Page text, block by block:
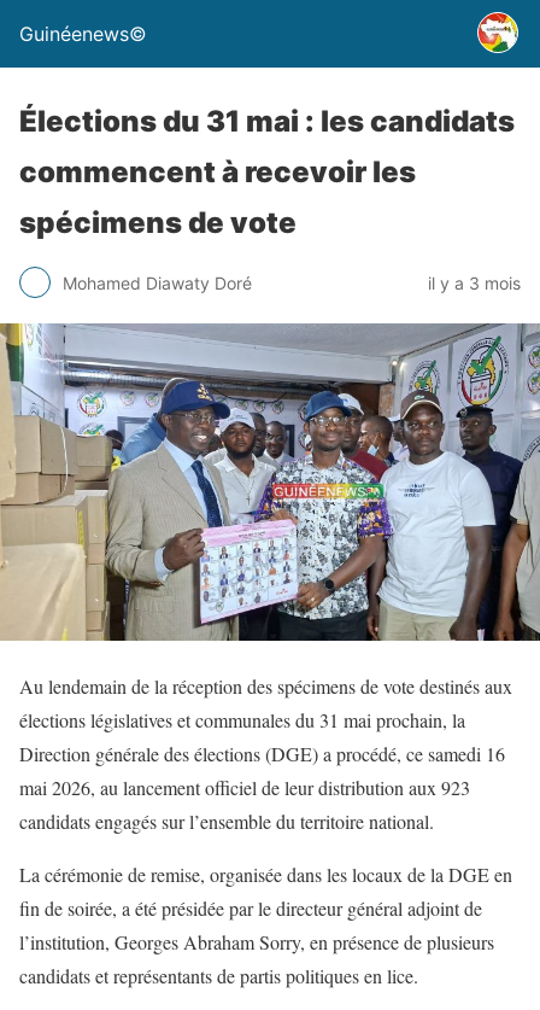
Guinéenews©
Élections du 31 mai : les candidats
commencent à recevoir les
spécimens de vote
Mohamed Diawaty Doré il y a 3 mois
Au lendemain de la réception des spécimens de vote destinés aux
élections législatives et communales du 31 mai prochain, la
Direction générale des élections (DGE) a procédé, ce samedi 16
mai 2026, au lancement officiel de leur distribution aux 923
candidats engagés sur l’ensemble du territoire national.
La cérémonie de remise, organisée dans les locaux de la DGE en
fin de soirée, a été présidée par le directeur général adjoint de
l’institution, Georges Abraham Sorry, en présence de plusieurs
candidats et représentants de partis politiques en lice.